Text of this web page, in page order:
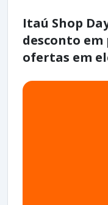
Itaú Shop
desconto em
ofertas em